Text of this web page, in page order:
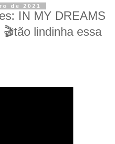
de 2021
IN MY DREAMS
lindinha essa